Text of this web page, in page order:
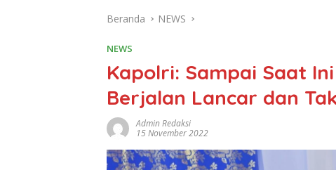
Beranda NEWS
NEWS
Kapolri: Sampai Saat
Berjalan Lancar dan
Admin Redaksi
15 November 2022